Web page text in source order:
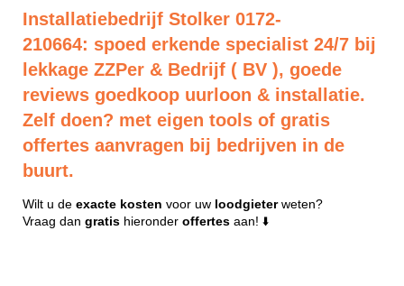
Installatiebedrijf Stolker 0172-
210664: spoed erkende specialist 24/7 bij
lekkage ZZPer & Bedrijf ( BV ), goede
reviews goedkoop uurloon & installatie.
Zelf doen? met eigen tools of gratis
offertes aanvragen bij bedrijven in de
buurt.
Wilt u de exacte kosten voor uw loodgieterweten?
Vraag dan gratis hieronder offertes aan! ⬇️